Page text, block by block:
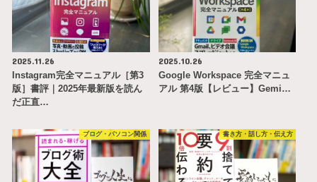
2025.11.26
Instagram完全マニュアル［第3
版］書評｜2025年最新版を読ん
だ正直…
2025.10.26
Google Workspace 完全マニュ
アル 第4版【レビュー】Gemi…
ブログ・パソコン関係 書き方・話し方・伝え方